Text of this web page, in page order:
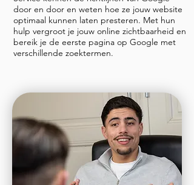
door en door en weten hoe ze jouw website
optimaal kunnen laten presteren. Met hun
hulp vergroot je jouw online zichtbaarheid en
bereik je de eerste pagina op Google met
verschillende zoektermen.